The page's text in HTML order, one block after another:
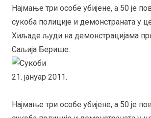
Најмање три особе убијене, а 50 је
сукоба полиције и демонстраната у
Хиљаде људи на демонстрацијама
Саљија Берише.
21. јануар 2011.
Најмање три особе убијене, а 50 је